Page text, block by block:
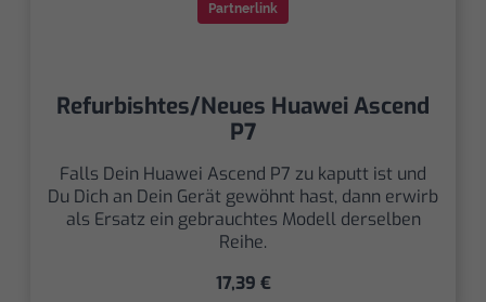
Partnerlink
Refurbishtes/Neues Huawei Ascend
P7
Falls Dein Huawei Ascend P7 zu kaputt ist und
Du Dich an Dein Gerät gewöhnt hast, dann erwirb
als Ersatz ein gebrauchtes Modell derselben
Reihe.
17,39 €